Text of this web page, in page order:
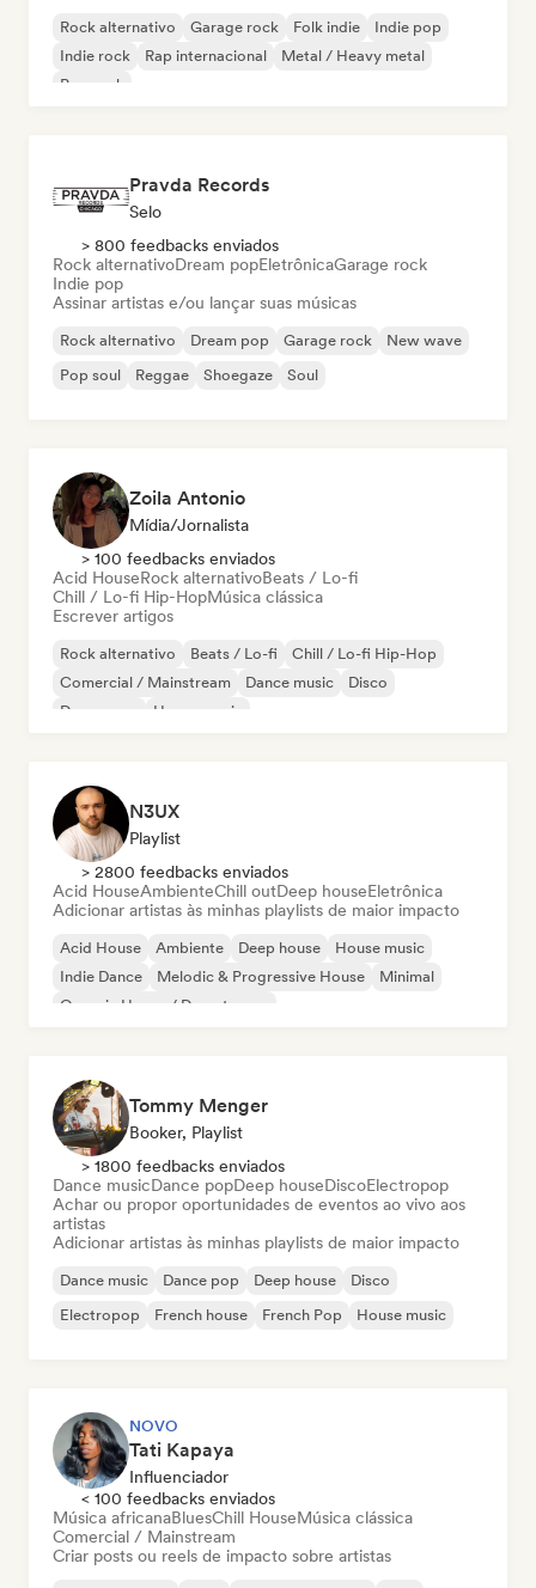
Rock alternativo Garage rock Folk indie
Indie pop
Indie rock
Rap internacional
Metal / Heavy metal
Pop rock
Pravda Records
Selo
> 800 feedbacks enviados
Rock alternativoDream popEletrônicaGarage rock
Indie pop
Assinar artistas e/ou lançar suas músicas
Rock alternativo Dream pop Garage rock
New wave
Pop soul
Reggae Shoegaze Soul
Zoila Antonio
Mídia/Jornalista
> 100 feedbacks enviados
Acid HouseRock alternativoBeats / Lo-fi
Chill / Lo-fi Hip-HopMúsica clássica
Escrever artigos
Rock alternativo Beats / Lo-fi
Chill / Lo-fi Hip-Hop
Comercial / Mainstream
Dance music
Disco
Dream pop
House music
N3UX
Playlist
> 2800 feedbacks enviados
Acid HouseAmbienteChill outDeep houseEletrônica
Adicionar artistas às minhas playlists de maior impacto
Acid House Ambiente Deep house
House music
Indie Dance
Melodic & Progressive House
Minimal
Organic House / Downtempo
Tommy Menger
Booker, Playlist
> 1800 feedbacks enviados
Dance musicDance popDeep houseDiscoElectropop
Achar ou propor oportunidades de eventos ao vivo aos
artistas
Adicionar artistas às minhas playlists de maior impacto
Dance music Dance pop Deep house
Disco
Electropop
French house French Pop House music
NOVO
Tati Kapaya
Influenciador
< 100 feedbacks enviados
Música africanaBluesChill HouseMúsica clássica
Comercial / Mainstream
Criar posts ou reels de impacto sobre artistas